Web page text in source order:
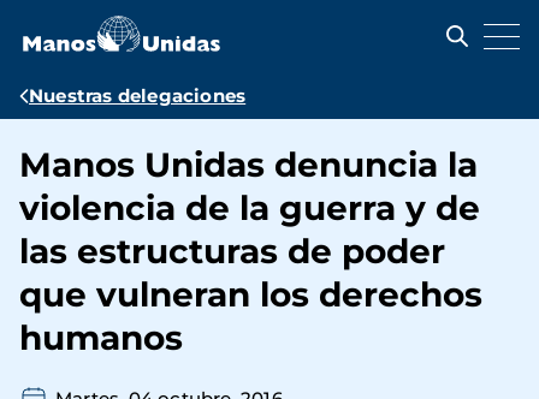
contenido
Ruta
navegación
Nuestras delegaciones
Manos Unidas denuncia la
violencia de la guerra y de
las estructuras de poder
que vulneran los derechos
humanos